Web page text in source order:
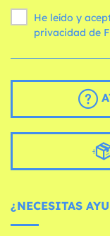
He leído y
privacidad de
¿NECESITAS